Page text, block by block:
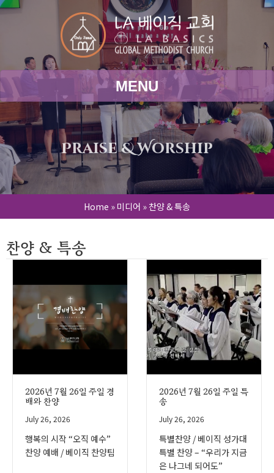
MENU
Praise & Worship
Home » 미디어 » 찬양 & 특송
찬양 & 특송
2026년 7월 26일 주일 경
배와 찬양
July 26, 2026
행복의 시작 “오직 예수”
찬양 예배 / 베이직 찬양팀
2026년 7월 26일 주일 특
송
July 26, 2026
특별찬양 / 베이직 성가대
특별 찬양 – “우리가 지금
은 나그네 되어도”